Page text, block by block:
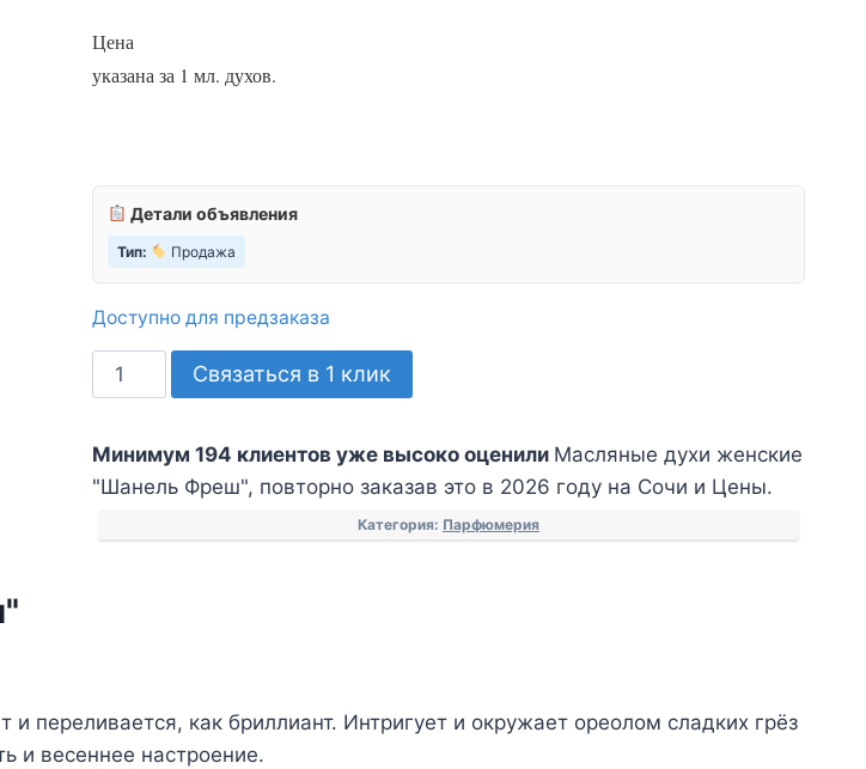
Цена
указана за 1 мл. духов.
Детали объявления
Тип: Продажа
Доступно для предзаказа
Количество
товара
духи
женские
Связаться в 1 клик
Минимум 194 клиентов уже высоко оценили Масляные духи женские
"Шанель Фреш", повторно заказав это в 2026 году на Сочи и Цены.
Категория: Парфюмерия
переливается, как бриллиант. Интригует и окружает ореолом сладких грёз
и весеннее настроение.